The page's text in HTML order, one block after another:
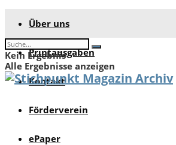
Über uns
Printausgaben
Kontakt
Förderverein
ePaper
Kein Ergebnis
Alle Ergebnisse anzeigen